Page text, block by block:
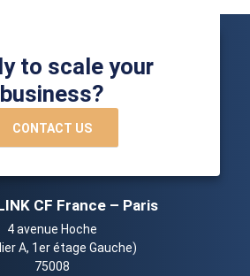
to scale your
business?
CONTACT US
CF France – Paris
4 avenue Hoche
A, 1er étage Gauche)
75008